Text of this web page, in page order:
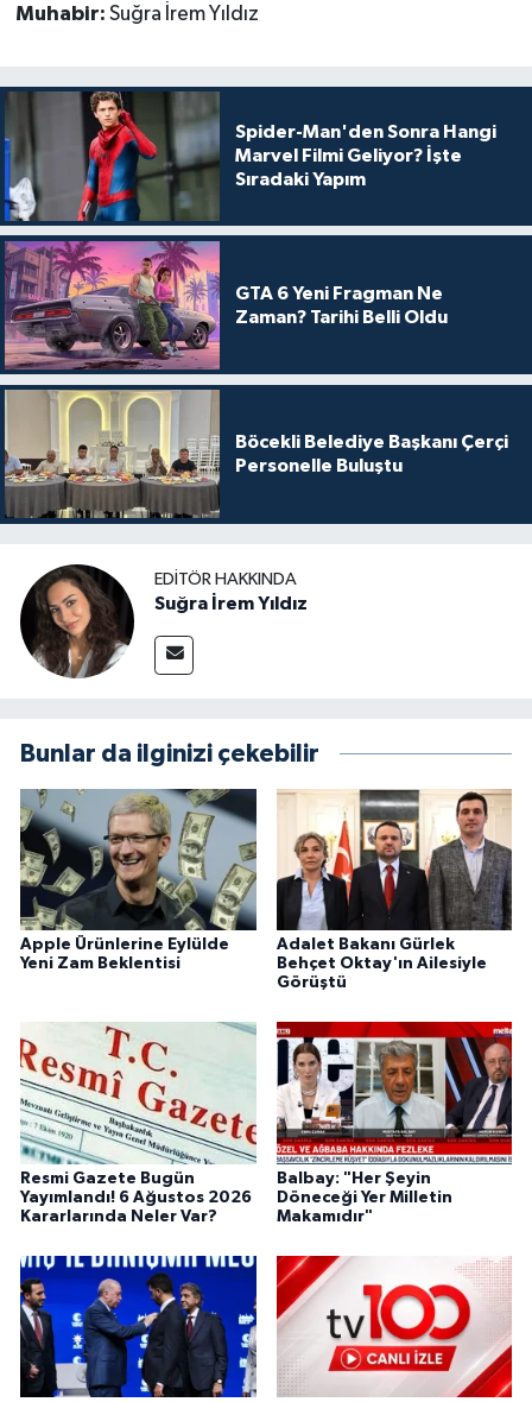
Muhabir: Suğra İrem Yıldız
Spider-Man'den Sonra Hangi
Marvel Filmi Geliyor? İşte
Sıradaki Yapım
GTA 6 Yeni Fragman Ne
Zaman? Tarihi Belli Oldu
Böcekli Belediye Başkanı Çerçi
Personelle Buluştu
EDITÖR HAKKINDA
Suğra İrem Yıldız
Bunlar da ilginizi çekebilir
Apple Ürünlerine Eylülde
Yeni Zam Beklentisi
Adalet Bakanı Gürlek
Behçet Oktay'ın Ailesiyle
Görüştü
Resmi Gazete Bugün
Yayımlandı! 6 Ağustos 2026
Kararlarında Neler Var?
Balbay: "Her Şeyin
Döneceği Yer Milletin
Makamıdır"